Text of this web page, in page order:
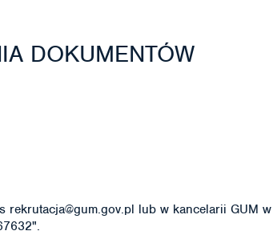
DOKUMENTÓW
rekrutacja@gum.gov.pl lub w kancelarii GUM w